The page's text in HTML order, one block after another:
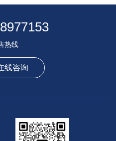
热线
线咨询